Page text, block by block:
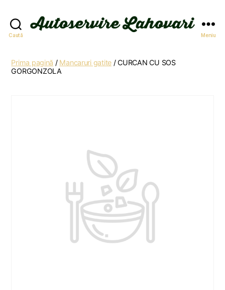
Caută Meniu
Prima pagină / Mancaruri gatite / CURCAN CU SOS
GORGONZOLA